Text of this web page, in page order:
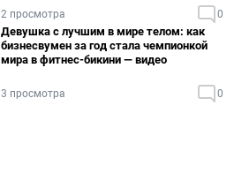
2 просмотра 0
Девушка с лучшим в мире телом: как
бизнесвумен за год стала чемпионкой
мира в фитнес-бикини — видео
3 просмотра 0